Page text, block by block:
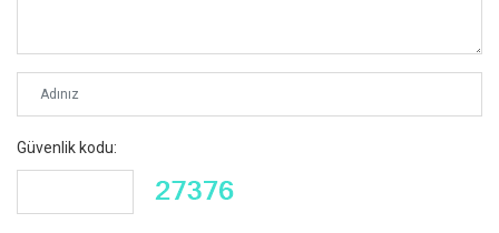
Güvenlik kodu: